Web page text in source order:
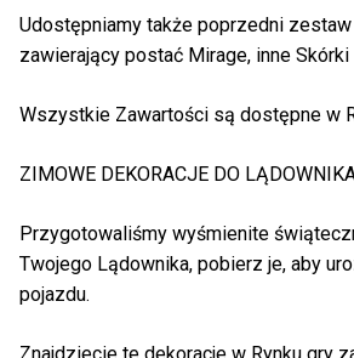
Udostępniamy także poprzedni
zawierający postać Mirage, inne
Wszystkie Zawartości są dostępne w
ZIMOWE DEKORACJE DO
Przygotowaliśmy wyśmienite
Twojego Lądownika, pobierz je, aby
pojazdu.